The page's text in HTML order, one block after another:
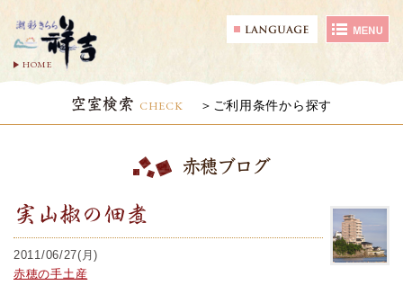
HOME
空室検索 CHECK ご利用条件から探す
赤穂ブログ
実山椒の佃煮
2011/06/27(月)
赤穂の手土産